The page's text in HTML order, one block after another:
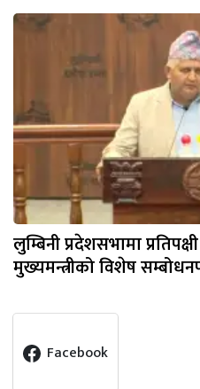
लुम्बिनी प्रदेशसभामा
मुख्यमन्त्रीको विशेष
Facebook